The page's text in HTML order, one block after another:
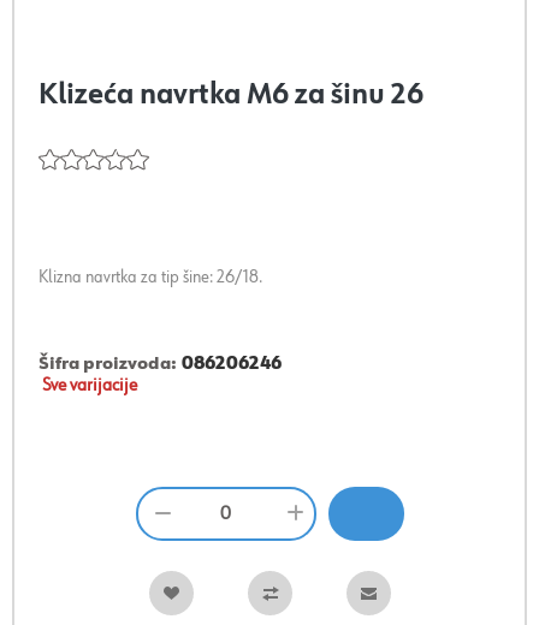
Klizeća navrtka M6 za šinu 26
Klizna navrtka za tip šine: 26/18.
Šifra proizvoda: 086206246
Sve varijacije